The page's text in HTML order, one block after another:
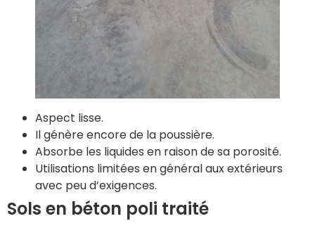
Aspect lisse.
Il génère encore de la poussière.
Absorbe les liquides en raison de sa porosité.
Utilisations limitées en général aux extérieurs
avec peu d’exigences.
Sols en béton poli traité